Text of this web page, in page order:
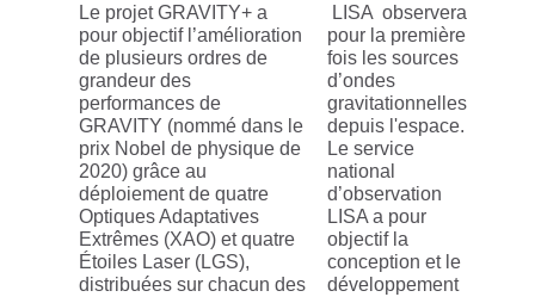
Le projet GRAVITY+ a
pour objectif l’amélioration
de plusieurs ordres de
grandeur des
performances de
GRAVITY (nommé dans le
prix Nobel de physique de
2020) grâce au
déploiement de quatre
Optiques Adaptatives
Extrêmes (XAO) et quatre
Étoiles Laser (LGS),
distribuées sur chacun des
LISA observera
pour la première
fois les sources
d’ondes
gravitationnelles
depuis l'espace.
Le service
national
d’observation
LISA a pour
objectif la
conception et le
développement